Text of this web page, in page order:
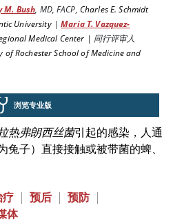
M. Bush, MD, FACP, Charles E. Schmidt
University|Maria T. Vazquez-
Medical Center | 同行评审人
of Rochester School of Medicine and
浏览专业版
热弗朗西丝菌引起的感染，人通
子）直接接触或被带菌的蜱、
疗 | 预后 | 预防 |
体